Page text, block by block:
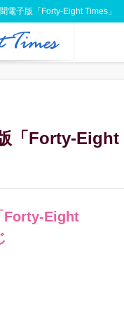
電子版「Forty-Eight Times」
「Forty-Eight
Forty-Eight